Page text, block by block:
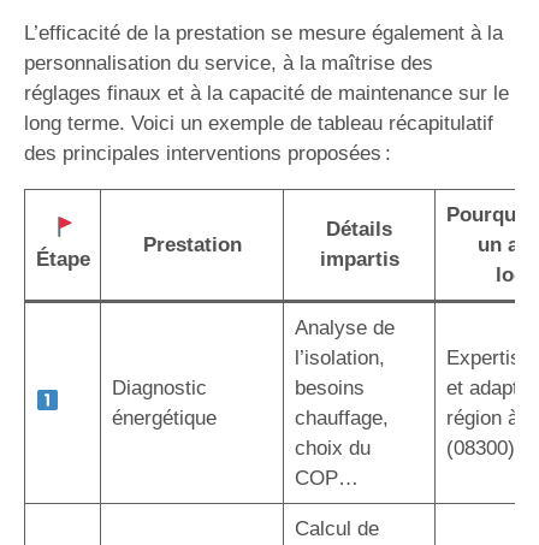
L’efficacité de la prestation se mesure également à la
personnalisation du service, à la maîtrise des
réglages finaux et à la capacité de maintenance sur le
long terme. Voici un exemple de tableau récapitulatif
des principales interventions proposées :
Étape
Prestation
Détails
impartis
un
Diagnostic
énergétique
Analyse de
l’isolation,
besoins
chauffage,
choix du
COP…
Expertise
et
région à
(08300)
Calcul de